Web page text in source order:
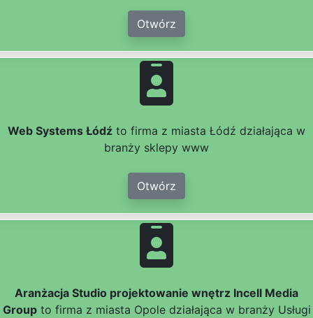
Otwórz
Web Systems Łódź to firma z miasta Łódź działająca w
branży sklepy www
Otwórz
Aranżacja Studio projektowanie wnętrz Incell Media
Groupto firma z miasta Opole działająca w branży Usługi